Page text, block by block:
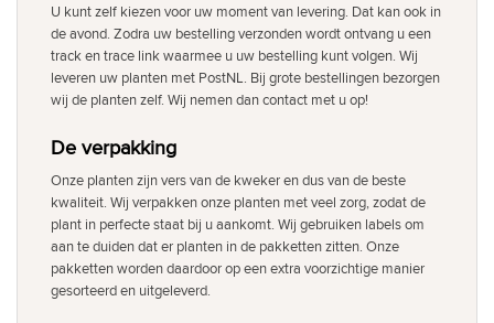
U kunt zelf kiezen voor uw moment van levering. Dat kan ook in
de avond. Zodra uw bestelling verzonden wordt ontvang u een
track en trace link waarmee u uw bestelling kunt volgen. Wij
leveren uw planten met PostNL. Bij grote bestellingen bezorgen
wij de planten zelf. Wij nemen dan contact met u op!
De verpakking
Onze planten zijn vers van de kweker en dus van de beste
kwaliteit. Wij verpakken onze planten met veel zorg, zodat de
plant in perfecte staat bij u aankomt. Wij gebruiken labels om
aan te duiden dat er planten in de pakketten zitten. Onze
pakketten worden daardoor op een extra voorzichtige manier
gesorteerd en uitgeleverd.